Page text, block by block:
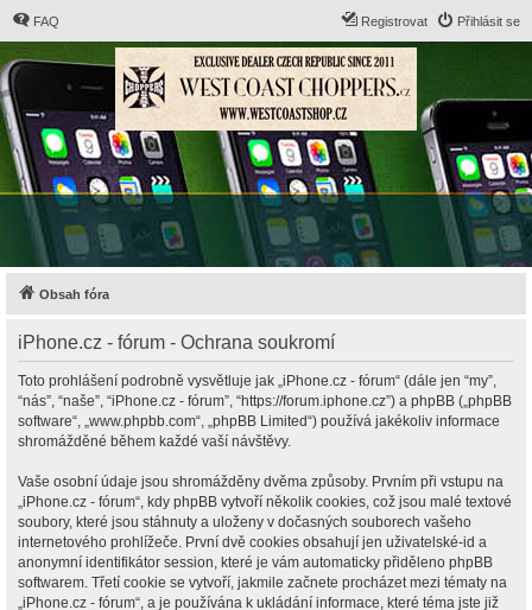
FAQ Přihlásit se
Registrovat
Obsah fóra
iPhone.cz - fórum - Ochrana soukromí
Toto prohlášení podrobně vysvětluje jak „iPhone.cz - fórum“ (dále jen “my”,
“nás”, “naše”, “iPhone.cz - fórum”, “https://forum.iphone.cz”) a phpBB („phpBB
software“, „www.phpbb.com“, „phpBB Limited“) používá jakékoliv informace
shromážděné během každé vaší návštěvy.
Vaše osobní údaje jsou shromážděny dvěma způsoby. Prvním při vstupu na
„iPhone.cz - fórum“, kdy phpBB vytvoří několik cookies, což jsou malé textové
soubory, které jsou stáhnuty a uloženy v dočasných souborech vašeho
internetového prohlížeče. První dvě cookies obsahují jen uživatelské-id a
anonymní identifikátor session, které je vám automaticky přiděleno phpBB
softwarem. Třetí cookie se vytvoří, jakmile začnete procházet mezi tématy na
„iPhone.cz - fórum“, a je používána k ukládání informace, které téma jste již